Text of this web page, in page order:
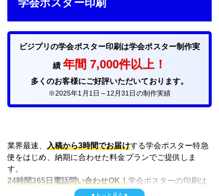
学会ポスター印刷
ビジプリの学会ポスター印刷 は学会ポスター制作実
績 年間 7,000件以上！
多くのお客様にご好評いただいております。
※2025年1月1日～12月31日の制作実績
業界最速、 入稿から3時間でお届けする学会ポスター特急
便をはじめ、納期に合わせた料金プランでご提供しま
す。
24時間365日電話問い合わせOK！学会ポスターの印刷は
ビジプリにおまかせください！
▼もっと見る▼